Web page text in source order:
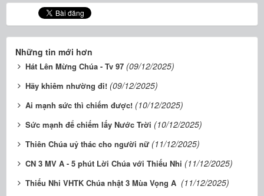
Những tin mới hơn
Hát Lên Mừng Chúa - Tv 97 (09/12/2025)
Hãy khiêm nhường đi! (09/12/2025)
Ai mạnh sức thì chiếm được! (10/12/2025)
Sức mạnh để chiếm lấy Nước Trời (10/12/2025)
Thiên Chúa uỷ thác cho người nữ (11/12/2025)
CN 3 MV A - 5 phút Lời Chúa với Thiếu Nhi (11/12/2025)
Thiếu Nhi VHTK Chúa nhật 3 Mùa Vọng A ​​​​​​​ (11/12/2025)